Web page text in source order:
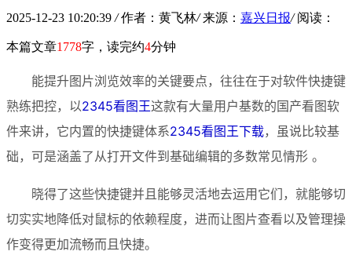
2025-12-23 10:20:39 / 作者：黄飞林/ 来源： 嘉兴日报/ 阅读：
本篇文章1778字，读完约4分钟
能提升图片浏览效率的关键要点，往往在于对软件快捷键
熟练把控，以2345看图王这款有大量用户基数的国产看图软
件来讲，它内置的快捷键体系2345看图王下载，虽说比较基
础，可是涵盖了从打开文件到基础编辑的多数常见情形 。
晓得了这些快捷键并且能够灵活地去运用它们，就能够切
切实实地降低对鼠标的依赖程度，进而让图片查看以及管理操
作变得更加流畅而且快捷。